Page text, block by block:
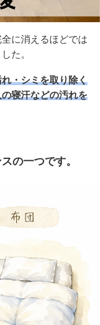
に消えるほどでは
た。
・シミを取り除く
寝汗などの汚れを
の一つです。